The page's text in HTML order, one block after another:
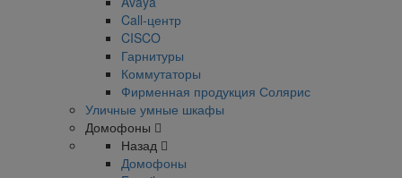
Call-центр
CISCO
Гарнитуры
Коммутаторы
Фирменная продукция Солярис
Уличные умные шкафы
Домофоны
Назад
Домофоны